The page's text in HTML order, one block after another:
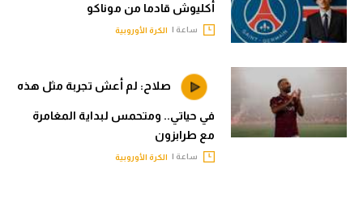
أكليوش قادما من موناكو
ساعة | الكرة الأوروبية
صلاح: لم أعش تجربة مثل هذه
في حياتي.. ومتحمس لبداية المغامرة
مع طرابزون
ساعة | الكرة الأوروبية